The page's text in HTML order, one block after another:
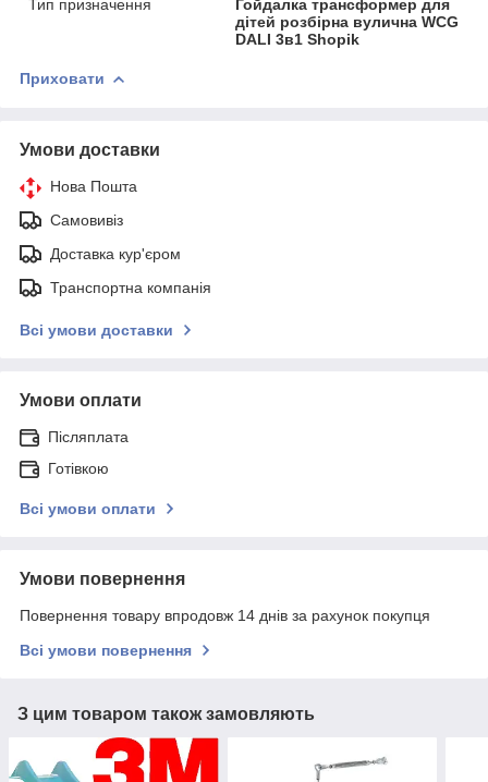
Тип призначення
Гойдалка трансформер для
дітей розбірна вулична WCG
DALI 3в1 Shopik
Приховати
Умови доставки
Нова Пошта
Самовивіз
Доставка кур'єром
Транспортна компанія
Всі умови доставки
Умови оплати
Післяплата
Готівкою
Всі умови оплати
Умови повернення
Повернення товару впродовж 14 днів за рахунок покупця
Всі умови повернення
З цим товаром також замовляють